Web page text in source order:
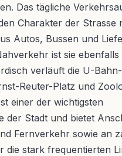
Das tägliche
Charakter der Strasse
Autos, Bussen und
ist sie
verläuft die U-
Reuter-Platz und
einer der wichtigsten
der Stadt und bietet
Fernverkehr sowie an
die stark frequentierten